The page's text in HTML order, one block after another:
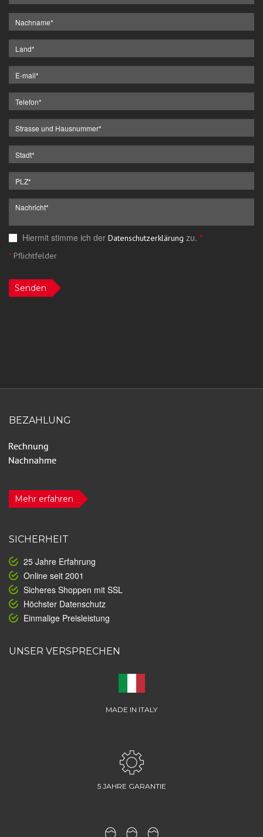
Hiermit stimme ich der Datenschutzerklärung zu. *
*Pflichtfelder
Senden
BEZAHLUNG
Mehr erfahren
SICHERHEIT
25 Jahre Erfahrung
Online seit 2001
Sicheres Shoppen mit SSL
Höchster Datenschutz
Einmalige Preisleistung
UNSER VERSPRECHEN
MADE IN ITALY
5 JAHRE GARANTIE